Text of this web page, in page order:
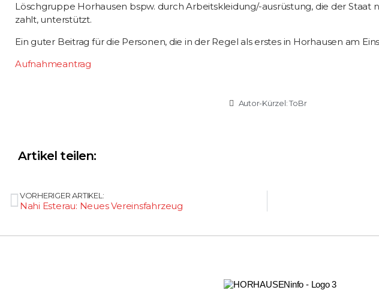
Löschgruppe Horhausen bspw. durch Arbeitskleidung/-ausrüstung, die der Staat
zahlt, unterstützt.
Ein guter Beitrag für die Personen, die in der Regel als erstes in Horhausen am
Aufnahmeantrag
Autor-Kürzel:ToBr
Artikel teilen:
VORHERIGER ARTIKEL:
Nahi Esterau: Neues Vereinsfahrzeug